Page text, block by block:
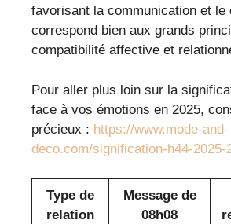
favorisant la communication et le
correspond bien aux grands
compatibilité affective et
Pour aller plus loin sur la
face à vos émotions en 2025,
précieux : https://www.mode-and-
deco.com/signification-h44-2025-
Type de
relation
Message de
08h08